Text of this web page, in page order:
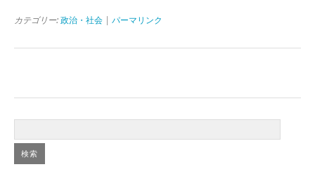
カテゴリー: 政治・社会 パーマリンク